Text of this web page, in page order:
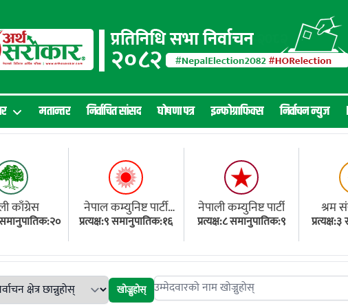
मतान्तर निर्वाचित सांसद घोषणा पत्र इन्फोग्राफिक्स निर्वाचन न्युज
काँग्रेस
समानुपातिक:२०
नेपाल कम्युनिष्ट पार्टी
(एमाले)
प्रत्यक्ष:९ समानुपातिक:१६
नेपाली कम्युनिष्ट पार्टी
प्रत्यक्ष:८ समानुपातिक:९
श्रम
खोज्नुहोस् Search candidates